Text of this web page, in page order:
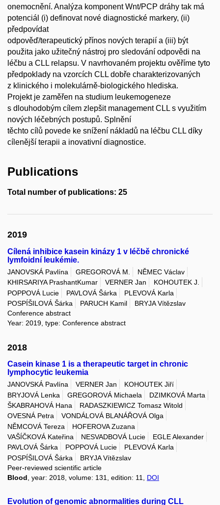
onemocnění. Analýza komponent Wnt/PCP dráhy tak má
potenciál (i) definovat nové diagnostické markery, (ii)
předpovídat
odpověď/terapeutický přínos nových terapií a (iii) být
použita jako užitečný nástroj pro sledování odpovědi na
léčbu a CLL relapsu. V navrhovaném projektu ověříme tyto
předpoklady na vzorcích CLL dobře charakterizovaných
z klinického i molekulárně-biologického hlediska.
Projekt je zaměřen na studium leukemogeneze
s dlouhodobým cílem zlepšit management CLL s využitím
nových léčebných postupů. Splnění
těchto cílů povede ke snížení nákladů na léčbu CLL díky
cílenější terapii a inovativní diagnostice.
Publications
Total number of publications: 25
2019
Cílená inhibice kasein kinázy 1 v léčbě chronické
lymfoidní leukémie.
JANOVSKÁ Pavlína GREGOROVÁ M.
NĚMEC Václav
KHIRSARIYA PrashantKumar
VERNER Jan
KOHOUTEK J.
POPPOVÁ Lucie
PAVLOVÁ Šárka
PLEVOVÁ Karla
POSPÍŠILOVÁ Šárka
PARUCH Kamil
BRYJA Vítězslav
Conference abstract
Year: 2019, type: Conference abstract
2018
Casein kinase 1 is a therapeutic target in chronic
lymphocytic leukemia
JANOVSKÁ Pavlína VERNER Jan
KOHOUTEK Jiří
BRYJOVÁ Lenka
GREGOROVÁ Michaela
DZIMKOVÁ Marta
ŠKABRAHOVÁ Hana
RADASZKIEWICZ Tomasz Witold
OVESNÁ Petra
VONDÁLOVÁ BLANÁŘOVÁ Olga
NĚMCOVÁ Tereza
HOFEROVA Zuzana
VAŠÍČKOVÁ Kateřina
NESVADBOVÁ Lucie
EGLE Alexander
PAVLOVÁ Šárka
POPPOVÁ Lucie
PLEVOVÁ Karla
POSPÍŠILOVÁ Šárka
BRYJA Vítězslav
Peer-reviewed scientific article
Blood , year: 2018, volume: 131, edition: 11, DOI
Evolution of genomic abnormalities during CLL